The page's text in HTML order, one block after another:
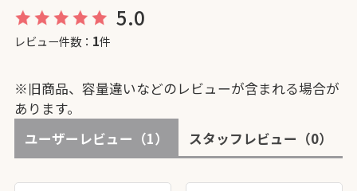
5.0
レビュー件数： 1件
※旧商品、容量違いなどのレビューが含まれる場合が
あります。
ユーザーレビュー （1） スタッフレビュー （0）